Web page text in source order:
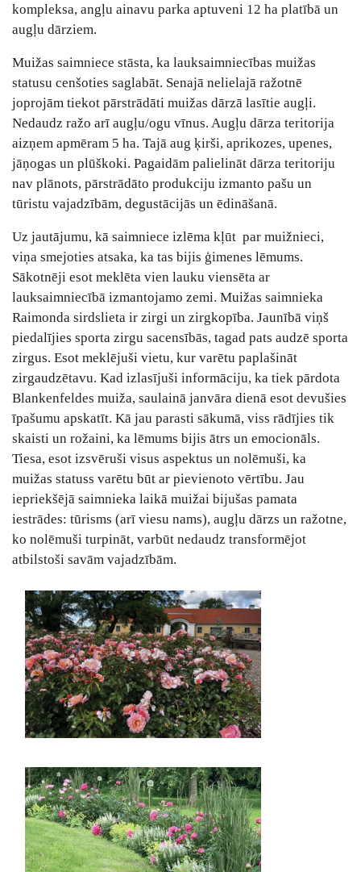
kompleksa, angļu ainavu parka aptuveni 12 ha platībā un
augļu dārziem.
Muižas saimniece stāsta, ka lauksaimniecības muižas
statusu cenšoties saglabāt. Senajā nelielajā ražotnē
joprojām tiekot pārstrādāti muižas dārzā lasītie augļi.
Nedaudz ražo arī augļu/ogu vīnus. Augļu dārza teritorija
aizņem apmēram 5 ha. Tajā aug ķirši, aprikozes, upenes,
jāņogas un plūškoki. Pagaidām palielināt dārza teritoriju
nav plānots, pārstrādāto produkciju izmanto pašu un
tūristu vajadzībām, degustācijās un ēdināšanā.
Uz jautājumu, kā saimniece izlēma kļūt par muižnieci,
viņa smejoties atsaka, ka tas bijis ģimenes lēmums.
Sākotnēji esot meklēta vien lauku viensēta ar
lauksaimniecībā izmantojamo zemi. Muižas saimnieka
Raimonda sirdslieta ir zirgi un zirgkopība. Jaunībā viņš
piedalījies sporta zirgu sacensībās, tagad pats audzē sporta
zirgus. Esot meklējuši vietu, kur varētu paplašināt
zirgaudzētavu. Kad izlasījuši informāciju, ka tiek pārdota
Blankenfeldes muiža, saulainā janvāra dienā esot devušies
īpašumu apskatīt. Kā jau parasti sākumā, viss rādījies tik
skaisti un rožaini, ka lēmums bijis ātrs un emocionāls.
Tiesa, esot izsvēruši visus aspektus un nolēmuši, ka
muižas statuss varētu būt ar pievienoto vērtību. Jau
iepriekšējā saimnieka laikā muižai bijušas pamata
iestrādes: tūrisms (arī viesu nams), augļu dārzs un ražotne,
ko nolēmuši turpināt, varbūt nedaudz transformējot
atbilstoši savām vajadzībām.